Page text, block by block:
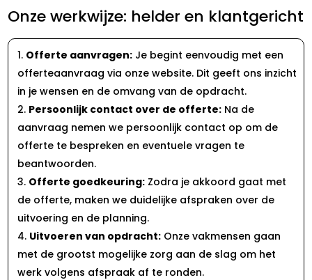
Onze werkwijze: helder en klantgericht
Offerte aanvragen: Je begint eenvoudig met een
offerteaanvraag via onze website. Dit geeft ons inzicht
in je wensen en de omvang van de opdracht.
Persoonlijk contact over de offerte: Na de
aanvraag nemen we persoonlijk contact op om de
offerte te bespreken en eventuele vragen te
beantwoorden.
Offerte goedkeuring: Zodra je akkoord gaat met
de offerte, maken we duidelijke afspraken over de
uitvoering en de planning.
Uitvoeren van opdracht: Onze vakmensen gaan
met de grootst mogelijke zorg aan de slag om het
werk volgens afspraak af te ronden.